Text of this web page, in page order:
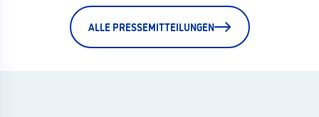
ALLE PRESSEMITTEILUNGEN